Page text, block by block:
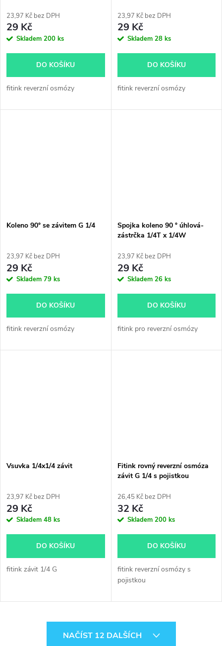
23,97 Kč bez DPH
29 Kč
Skladem 200 ks
DO KOŠÍKU
fitink reverzní osmózy
23,97 Kč bez DPH
29 Kč
Skladem 28 ks
DO KOŠÍKU
fitink reverzní osmózy
Koleno 90° se závitem G 1/4
23,97 Kč bez DPH
29 Kč
Skladem 79 ks
DO KOŠÍKU
fitink reverzní osmózy
Spojka koleno 90 ° úhlová-
zástrčka 1/4T x 1/4W
23,97 Kč bez DPH
29 Kč
Skladem 26 ks
DO KOŠÍKU
fitink pro reverzní osmózy
Vsuvka 1/4x1/4 závit
23,97 Kč bez DPH
29 Kč
Skladem 48 ks
DO KOŠÍKU
fitink závit 1/4 G
Fitink rovný reverzní osmóza
závit G 1/4 s pojistkou
26,45 Kč bez DPH
32 Kč
Skladem 200 ks
DO KOŠÍKU
fitink reverzní osmózy s
pojistkou
NAČÍST 12 DALŠÍCH